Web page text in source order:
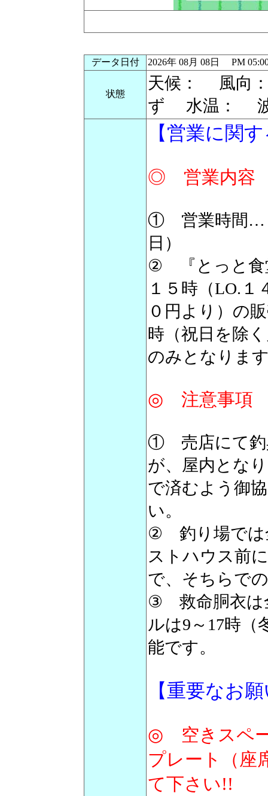
データ日付 2026年 08月 08日 PM
状態
天候： 風向
ず 水温： 波
【営業に関
◎ 営業内容
① 営業時間…
日）
② 『とっと食
１５時（LO.１
０円より）の
時（祝日を除
のみとなりま
◎ 注意事項
① 売店にて釣
が、屋内とな
で済むよう御
い。
② 釣り場では
ストハウス前
で、そちらで
③ 救命胴衣は
ルは9～17時
能です。
【重要なお
◎ 空きスペー
プレート（座
て下さい!!